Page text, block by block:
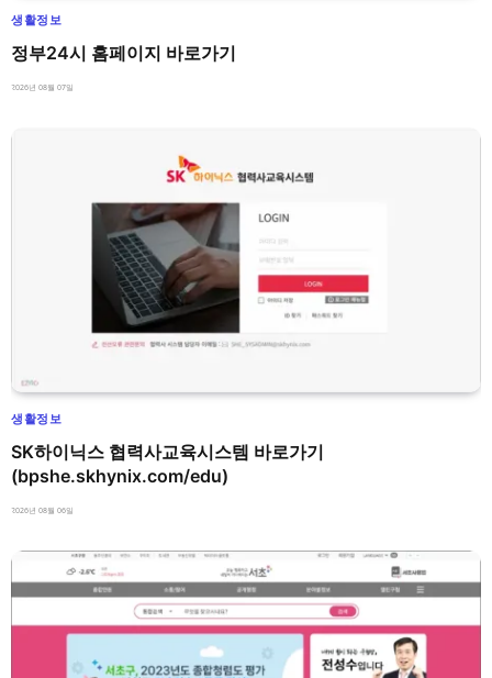
생활정보
정부24시 홈페이지 바로가기
2026년 08월 07일
생활정보
SK하이닉스 협력사교육시스템 바로가기
(bpshe.skhynix.com/edu)
2026년 08월 06일